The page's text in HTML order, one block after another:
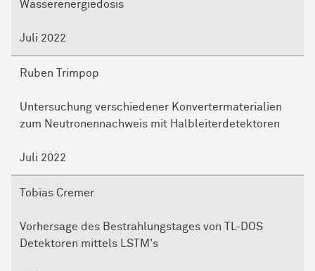
Wasserenergiedosis
Juli 2022
Ruben Trimpop
Untersuchung verschiedener Konvertermaterialien
zum Neutronennachweis mit Halbleiterdetektoren
Juli 2022
Tobias Cremer
Vorhersage des Bestrahlungstages von TL-DOS
Detektoren mittels LSTM's